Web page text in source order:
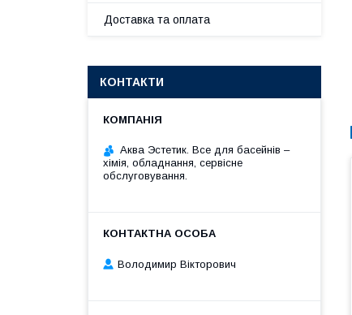
Доставка та оплата
КОНТАКТИ
Аква Эстетик. Все для басейнів –
хімія, обладнання, сервісне
обслуговування.
Володимир Вікторович